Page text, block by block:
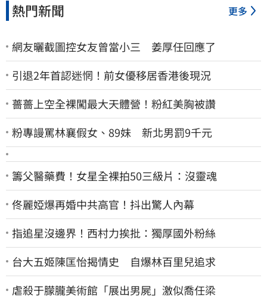
熱門新聞 更多
網友曬截圖控女友曾當小三 姜厚任回應了
引退2年首認迷惘！前女優移居香港後現況
薔薔上空全裸闖最大天體營！粉紅美胸被讚
粉專謾罵林襄假女、89妹 新北男罰9千元
籌父醫藥費！女星全裸拍50三級片：沒靈魂
佟麗婭爆再婚中共高官！抖出驚人內幕
指追星沒邊界！西村力挨批：獨厚國外粉絲
台大五姬陳匡怡揭情史 自爆林百里兒追求
虐殺于朦朧美術館「展出男屍」激似喬任梁